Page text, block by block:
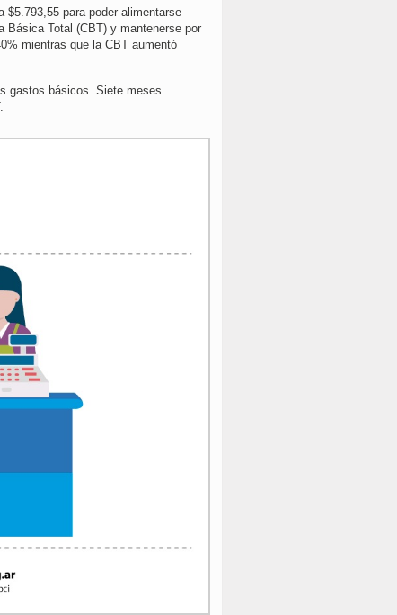
$5.793,55 para poder alimentarse
Básica Total (CBT) y mantenerse por
mientras que la CBT aumentó
gastos básicos. Siete meses